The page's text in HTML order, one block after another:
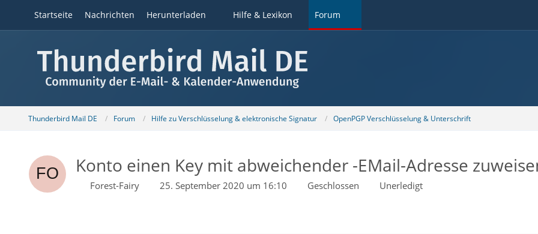
Startseite Nachrichten Herunterladen Hilfe & Lexikon Forum
Thunderbird Mail DE Forum Hilfe zu Verschlüsselung & elektronische Signatur OpenPGP Verschlüsselung & Unterschrift
Konto einen Key mit abweichender -EMail-Adresse
Forest-Fairy 25. September 2020 um 16:10 Geschlossen Unerledigt